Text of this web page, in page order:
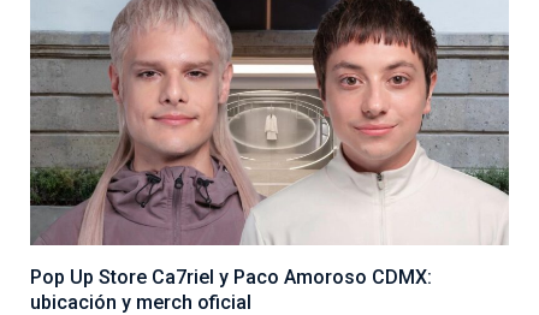
Pop Up Store Ca7riel y Paco Amoroso CDMX:
ubicación y merch oficial